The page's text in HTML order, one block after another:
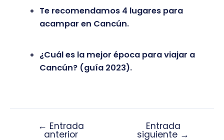
Te recomendamos 4 lugares para
acampar en Cancún.
¿Cuál es la mejor época para viajar a
Cancún? (guía 2023).
← Entrada
anterior
Entrada
siguiente →